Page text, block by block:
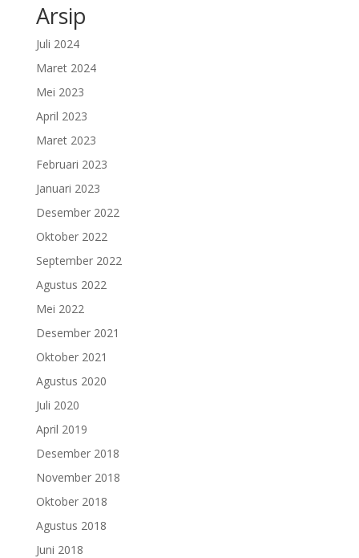
Arsip
Juli 2024
Maret 2024
Mei 2023
April 2023
Maret 2023
Februari 2023
Januari 2023
Desember 2022
Oktober 2022
September 2022
Agustus 2022
Mei 2022
Desember 2021
Oktober 2021
Agustus 2020
Juli 2020
April 2019
Desember 2018
November 2018
Oktober 2018
Agustus 2018
Juni 2018